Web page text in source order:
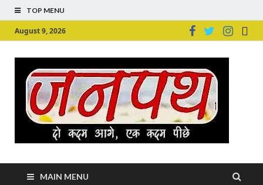
TOP MENU
August 9, 2026
MAIN MENU